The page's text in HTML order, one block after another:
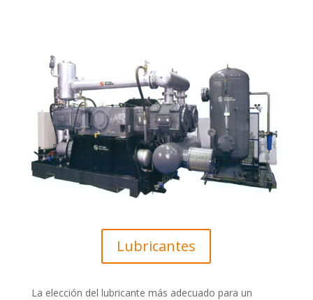
Lubricantes
La elección del lubricante más adecuado para un